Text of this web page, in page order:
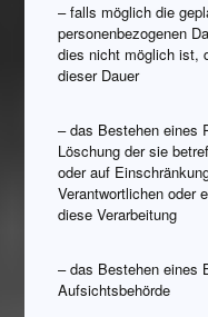
– falls möglich die
personenbezogenen
dies nicht möglich ist,
dieser Dauer
– das Bestehen eines
Löschung der sie
oder auf
Verantwortlichen oder
diese Verarbeitung
– das Bestehen eines
Aufsichtsbehörde